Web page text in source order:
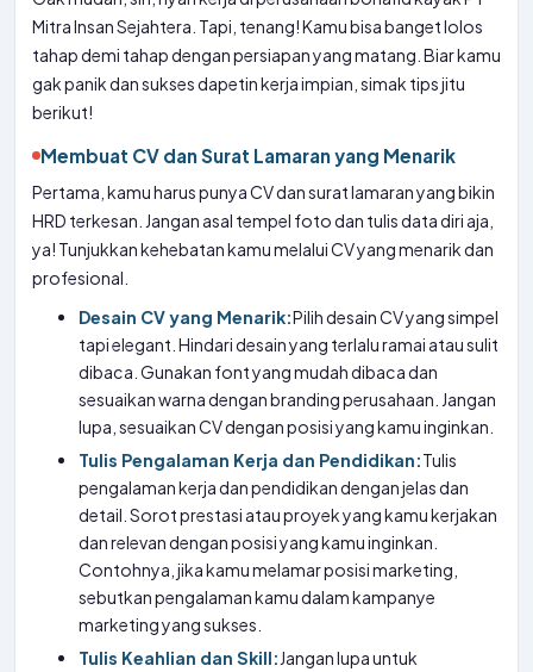
Mitra Insan Sejahtera. Tapi, tenang! Kamu bisa banget lolos
tahap demi tahap dengan persiapan yang matang. Biar kamu
gak panik dan sukses dapetin kerja impian, simak tips jitu
berikut!
Membuat CV dan Surat Lamaran yang Menarik
Pertama, kamu harus punya CV dan surat lamaran yang bikin
HRD terkesan. Jangan asal tempel foto dan tulis data diri aja,
ya! Tunjukkan kehebatan kamu melalui CV yang menarik dan
profesional.
Desain CV yang Menarik:Pilih desain CV yang simpel
tapi elegant. Hindari desain yang terlalu ramai atau sulit
dibaca. Gunakan font yang mudah dibaca dan
sesuaikan warna dengan branding perusahaan. Jangan
lupa, sesuaikan CV dengan posisi yang kamu inginkan.
Tulis Pengalaman Kerja dan Pendidikan:Tulis
pengalaman kerja dan pendidikan dengan jelas dan
detail. Sorot prestasi atau proyek yang kamu kerjakan
dan relevan dengan posisi yang kamu inginkan.
Contohnya, jika kamu melamar posisi marketing,
sebutkan pengalaman kamu dalam kampanye
marketing yang sukses.
Tulis Keahlian dan Skill:Jangan lupa untuk